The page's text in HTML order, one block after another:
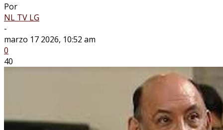
Por
NL TV LG
-
marzo 17 2026, 10:52 am
0
40